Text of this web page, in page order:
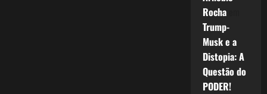
Rochaem
Trump-
Musk e a
Distopia: A
Questão do
PODER!